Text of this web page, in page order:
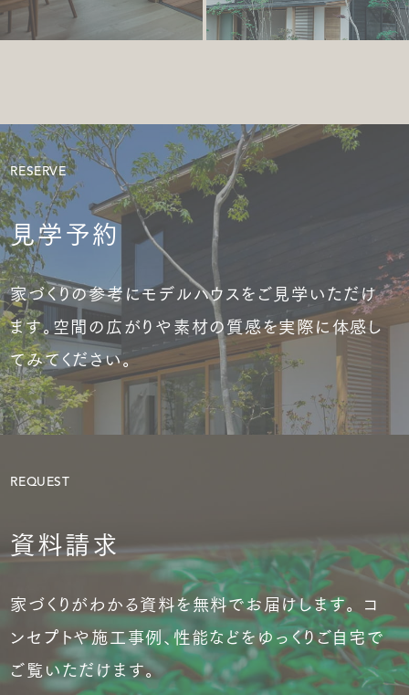
RESERVE
見学予約
家づくりの参考にモデルハウスをご見学いただけ
ます。空間の広がりや素材の質感を実際に体感し
てみてください。
REQUEST
資料請求
家づくりがわかる資料を無料でお届けします。 コ
ンセプトや施工事例、性能などをゆっくりご自宅で
ご覧いただけます。